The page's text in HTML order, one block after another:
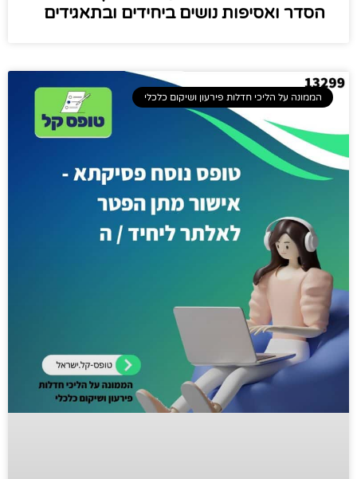
הסדר ואסיפות נושים ביחידים ובתאגידים
הממונה על הליכי חדלות פירעון ושיקום כלכלי